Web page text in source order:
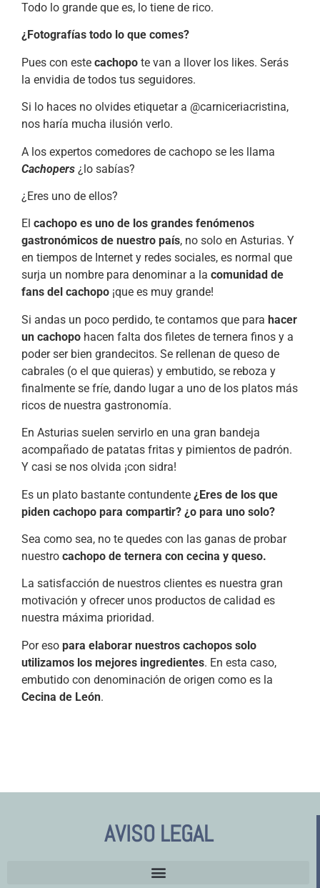
Todo lo grande que es, lo tiene de rico.
¿Fotografías todo lo que comes?
Pues con este cachopo te van a llover los likes. Serás
la envidia de todos tus seguidores.
Si lo haces no olvides etiquetar a @carniceriacristina,
nos haría mucha ilusión verlo.
A los expertos comedores de cachopo se les llama
Cachopers ¿lo sabías?
¿Eres uno de ellos?
El cachopo es uno de los grandes fenómenos
gastronómicos de nuestro país, no solo en Asturias. Y
en tiempos de Internet y redes sociales, es normal que
surja un nombre para denominar a la comunidad de
fans del cachopo ¡que es muy grande!
Si andas un poco perdido, te contamos que para hacer
un cachopo hacen falta dos filetes de ternera finos y a
poder ser bien grandecitos. Se rellenan de queso de
cabrales (o el que quieras) y embutido, se reboza y
finalmente se fríe, dando lugar a uno de los platos más
ricos de nuestra gastronomía.
En Asturias suelen servirlo en una gran bandeja
acompañado de patatas fritas y pimientos de padrón.
Y casi se nos olvida ¡con sidra!
Es un plato bastante contundente ¿Eres de los que
piden cachopo para compartir? ¿o para uno solo?
Sea como sea, no te quedes con las ganas de probar
nuestro cachopo de ternera con cecina y queso.
La satisfacción de nuestros clientes es nuestra gran
motivación y ofrecer unos productos de calidad es
nuestra máxima prioridad.
Por eso para elaborar nuestros cachopos solo
utilizamos los mejores ingredientes. En esta caso,
embutido con denominación de origen como es la
Cecina de León.
AVISO LEGAL